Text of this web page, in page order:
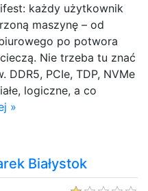
każdy użytkownik
maszynę – od
po potwora
Nie trzeba tu znać
PCIe, TDP, NVMe
logiczne, a co
»
Białystok